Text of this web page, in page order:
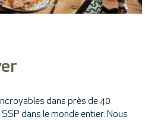
dans près de 40
dans le monde entier. Nous